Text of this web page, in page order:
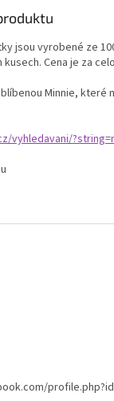
jsou vyrobené ze
Cena je za
Minnie, které
vyhledavani/